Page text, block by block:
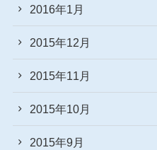
2016年1月
2015年12月
2015年11月
2015年10月
2015年9月